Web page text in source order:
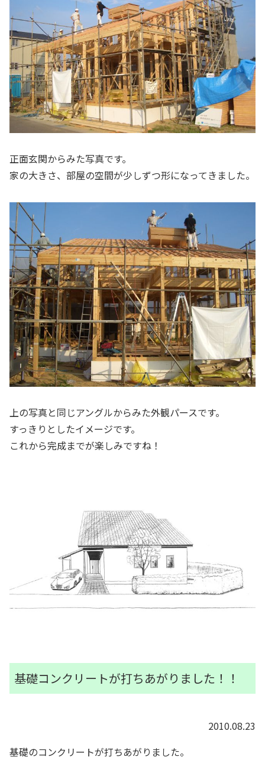
正面玄関からみた写真です。
家の大きさ、部屋の空間が少しずつ形になってきました。
上の写真と同じアングルからみた外観パースです。
すっきりとしたイメージです。
これから完成までが楽しみですね！
基礎コンクリートが打ちあがりました！！
2010.08.23
基礎のコンクリートが打ちあがりました。